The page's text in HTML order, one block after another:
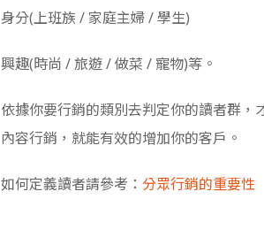
身分(上班族 / 家庭主婦 / 學生)
興趣(時尚 / 旅遊 / 做菜 / 寵物)等。
依據你要行銷的類別去判定你的讀者群
內容行銷，就能有效的增加你的客戶。
如何定義讀者請參考： 分眾行銷的重要性